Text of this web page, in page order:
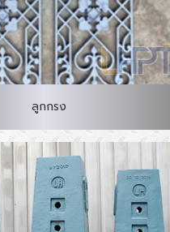
ลูกกรง